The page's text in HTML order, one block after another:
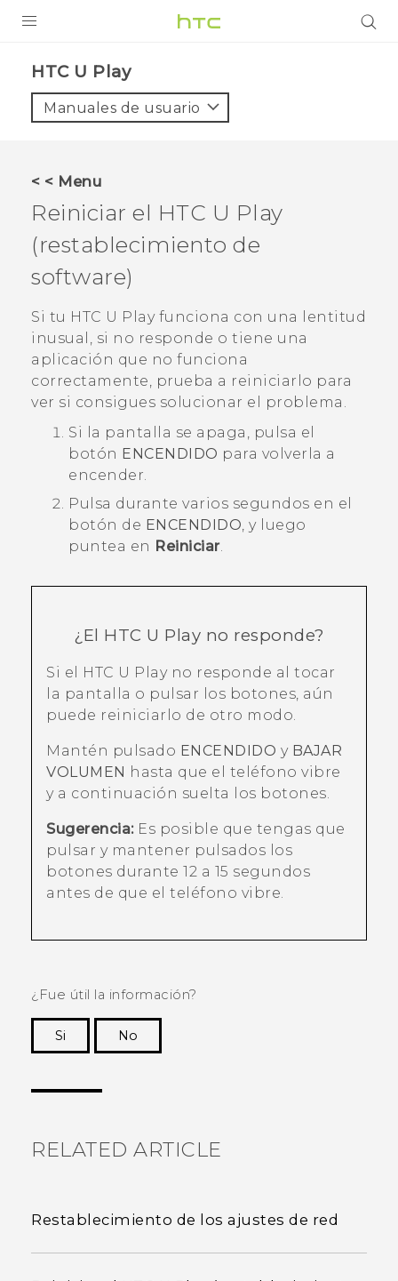
VIVE
VIVERSE
AYUDA
Dispositivos y accesorios HTC
Iniciar sesión
HTC U Play‎
Manuales de usuario
< < Menu
Reiniciar el HTC U Play
(restablecimiento de
software)
Si tu HTC U Playfunciona con una lentitud
inusual, si no responde o tiene una
aplicación que no funciona
correctamente, prueba a reiniciarlo para
ver si consigues solucionar el problema.
Si la pantalla se apaga, pulsa el
botón ENCENDIDO para volverla a
encender.
Pulsa durante varios segundos en el
botón de ENCENDIDO, y luego
puntea en Reiniciar.
¿El HTC U Play no responde?
Si el HTC U Playno responde al tocar
la pantalla o pulsar los botones, aún
puede reiniciarlo de otro modo.
Mantén pulsado ENCENDIDO y BAJAR
VOLUMEN hasta que el teléfono vibre
y a continuación suelta los botones.
Sugerencia:Es posible que tengas que
pulsar y mantener pulsados los
botones durante 12 a 15 segundos
antes de que el teléfono vibre.
¿Fue útil la información?
Si
No
RELATED ARTICLE
Restablecimiento de los ajustes de red